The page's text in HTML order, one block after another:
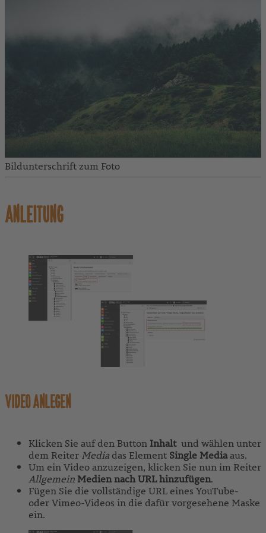
Bildunterschrift zum Foto
ANLEITUNG
VIDEO ANLEGEN
Klicken Sie auf den Button Inhaltund wählen unter
dem Reiter Media das Element Single Mediaaus.
Um ein Video anzuzeigen, klicken Sie nun im Reiter
Allgemein Medien nach URL hinzufügen.
Fügen Sie die vollständige URL eines YouTube-
oder Vimeo-Videos in die dafür vorgesehene Maske
ein.